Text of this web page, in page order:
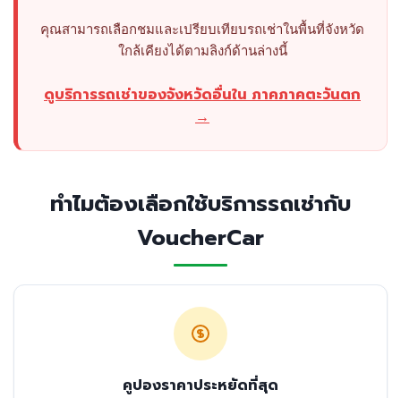
คุณสามารถเลือกชมและเปรียบเทียบรถเช่าในพื้นที่จังหวัด
ใกล้เคียงได้ตามลิงก์ด้านล่างนี้
ดูบริการรถเช่าของจังหวัดอื่นใน ภาคภาคตะวันตก
→
ทำไมต้องเลือกใช้บริการรถเช่ากับ
VoucherCar
คูปองราคาประหยัดที่สุด